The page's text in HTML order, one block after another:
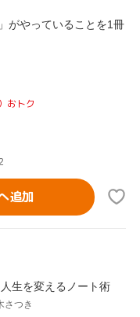
がやっていることを1冊
おトク
追加
生を変えるノート術
さつき